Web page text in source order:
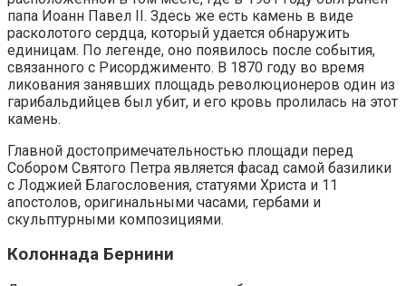
папа Иоанн Павел II. Здесь же есть камень в виде
расколотого сердца, который удается обнаружить
единицам. По легенде, оно появилось после события,
связанного с Рисорджименто. В 1870 году во время
ликования занявших площадь революционеров один из
гарибальдийцев был убит, и его кровь пролилась на этот
камень.
Главной достопримечательностью площади перед
Собором Святого Петра является фасад самой базилики
с Лоджией Благословения, статуями Христа и 11
апостолов, оригинальными часами, гербами и
скульптурными композициями.
Колоннада Бернини